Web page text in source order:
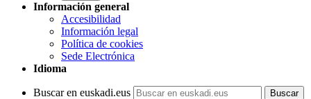
Información general
Accesibilidad
Información legal
Política de cookies
Sede Electrónica
Idioma
Buscar en euskadi.eus